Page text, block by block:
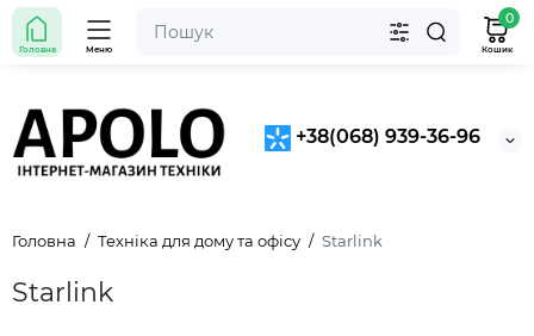
+38(068) 939-36-96
Головна Меню
0
Кошик
Головна Техніка для дому та офісу Starlink
Starlink